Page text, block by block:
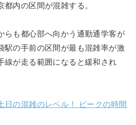
都内の区間が混雑する。
らも都心部へ向かう通勤通学客が
駅の手前の区間が最も混雑率が激
線が走る範囲になると緩和され
日の混雑のレベル！ ピークの時間